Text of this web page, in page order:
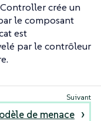
crée un
le composant
est
par le contrôleur
de menace